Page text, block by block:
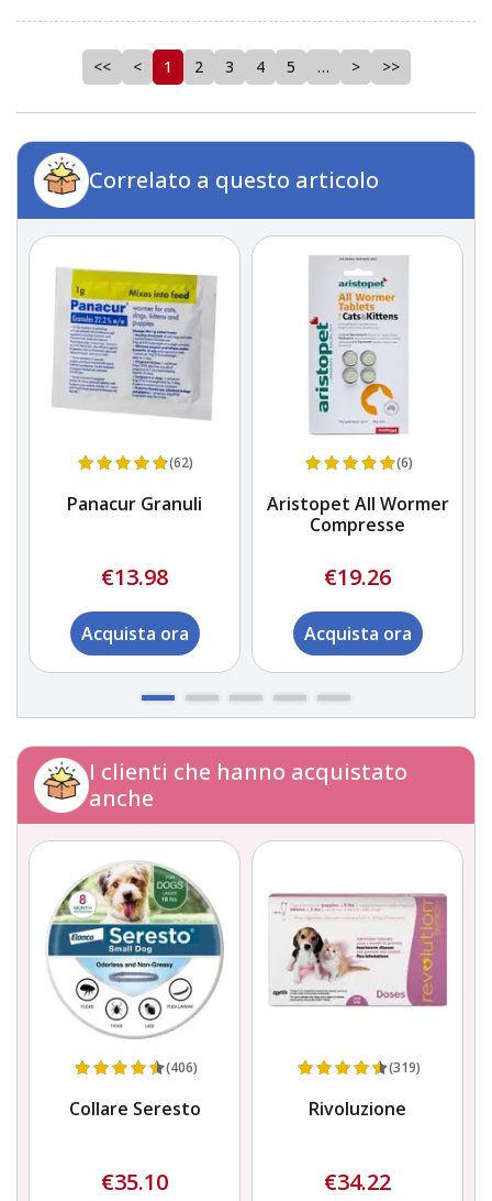
<< < 1 2 3 4 5 … > >>
Correlato a questo articolo
(62)
Panacur Granuli
€13.98
Acquista ora
(6)
Aristopet All Wormer
Compresse
€19.26
Acquista ora
I clienti che hanno acquistato
anche
(406)
Collare Seresto
€35.10
(319)
Rivoluzione
€34.22